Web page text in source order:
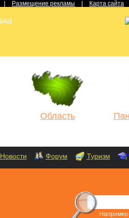
Размещение рекламы Карта сайта
Область
Новости Форум Туризм